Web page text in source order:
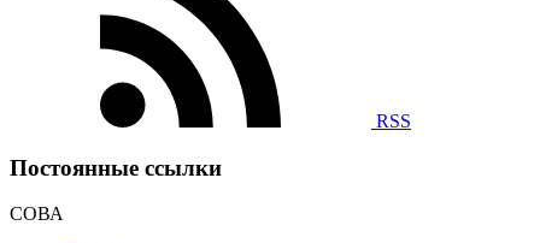
RSS
Постоянные ссылки
СОВА